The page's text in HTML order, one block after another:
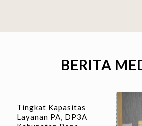
BERITA
Tingkat Kapasitas
Layanan PA, DP3A